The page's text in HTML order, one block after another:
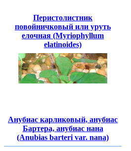
Перистолистник
повойничковый или уруть
елочная (Myriophyllum
elatinoides)
Анубиас карликовый, анубиас
Бартера, анубиас нана
(Anubias barteri var. nana)